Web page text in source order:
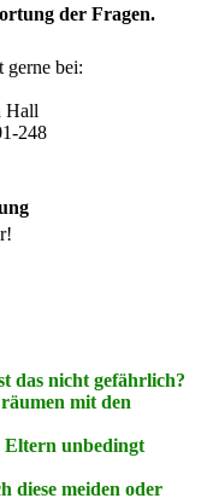
der Fragen.
gerne bei:
Hall
248
das nicht gefährlich?
mit den
Eltern unbedingt
diese meiden oder